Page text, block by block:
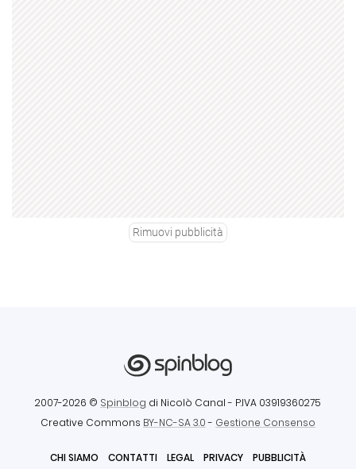
Rimuovi pubblicità
2007-2026 © Spinblog di Nicolò Canal - P.IVA 03919360275
Creative Commons BY-NC-SA 3.0- Gestione Consenso
CHI SIAMO CONTATTI LEGAL PRIVACY PUBBLICITÀ